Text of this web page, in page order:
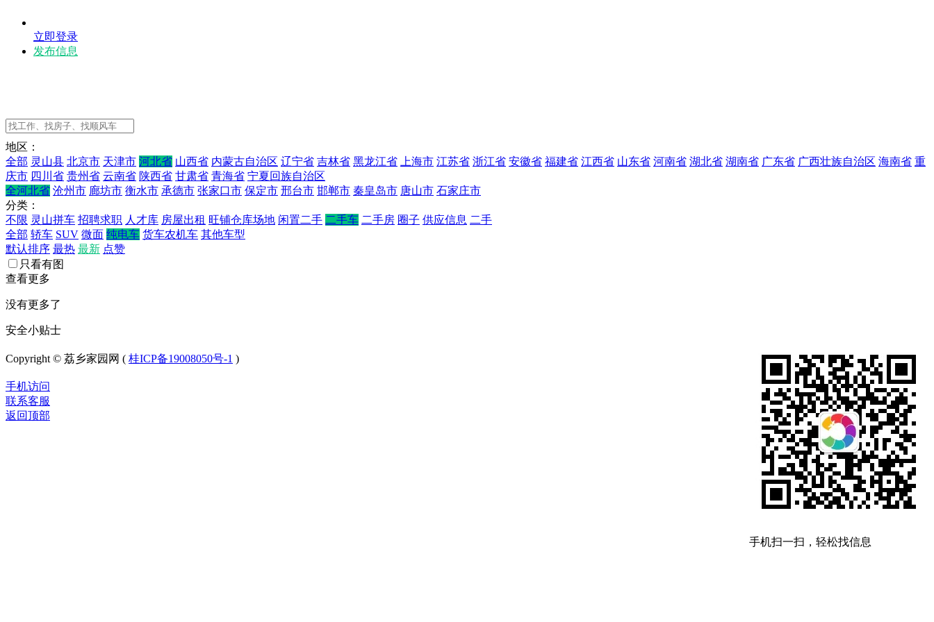
立即登录
发布信息
地区：
全部 灵山县 北京市 天津市 河北省 山西省 内蒙古自治区 辽宁省 吉林省 黑龙江省 上海市 江苏省 浙江省 安徽省 福建省 江西省 山东省 河南省 湖北省 湖南省 广东省 广西壮族自治区 海南省 重
庆市 四川省 贵州省 云南省 陕西省 甘肃省 青海省 宁夏回族自治区
全河北省 沧州市 廊坊市 衡水市 承德市 张家口市 保定市 邢台市 邯郸市 秦皇岛市 唐山市 石家庄市
分类：
不限 灵山拼车 招聘求职 人才库 房屋出租 旺铺仓库场地 闲置二手 二手车 二手房 圈子 供应信息 二手
全部 轿车 SUV 微面 纯电车 货车农机车 其他车型
默认排序 最热 最新 点赞
只看有图
查看更多
没有更多了
安全小贴士
手机扫一扫，轻松找信息
Copyright © 荔乡家园网 ( 桂ICP备19008050号-1 )
手机访问
联系客服
返回顶部